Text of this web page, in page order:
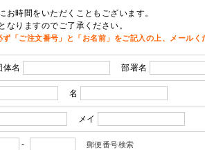
時間をいただくこともございます。
なりますのでご了承ください。
「ご注文番号」と「お名前」をご記入の上、メール
体名 部署名
名
メイ
-
郵便番号検索